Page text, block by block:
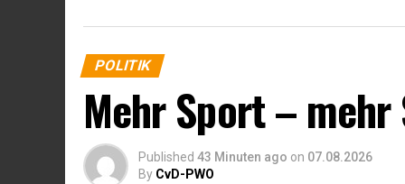
DieLEIPZIGER VOLKSZEITUNG
Drohnenflug: „Der Verdacht, dass es
Russlands handeln könnte, steht nicht
Der russische Militärgeheimdienst
sabotieren und Anschläge verüben. Oft
POLITIK
Mehr Sport – mehr
Published 43 Minuten ago on 07.08.2026
By CvD-PWO